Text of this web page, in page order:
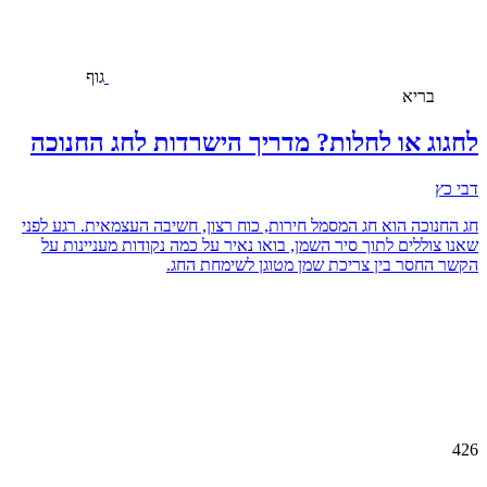
גוף
בריא
לחגוג או לחלות? מדריך הישרדות לחג החנוכה
דבי כץ
חג החנוכה הוא חג המסמל חירות, כוח רצון, חשיבה העצמאית. רגע לפני
שאנו צוללים לתוך סיר השמן, בואו נאיר על כמה נקודות מעניינות על
הקשר החסר בין צריכת שמן מטוגן לשימחת החג.
426